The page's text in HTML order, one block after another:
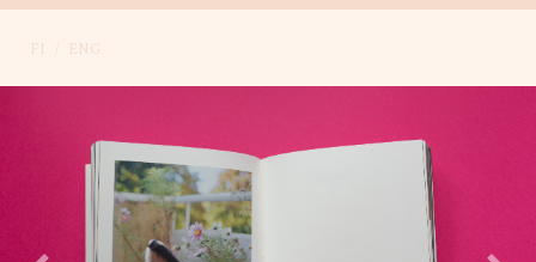
FI ENG